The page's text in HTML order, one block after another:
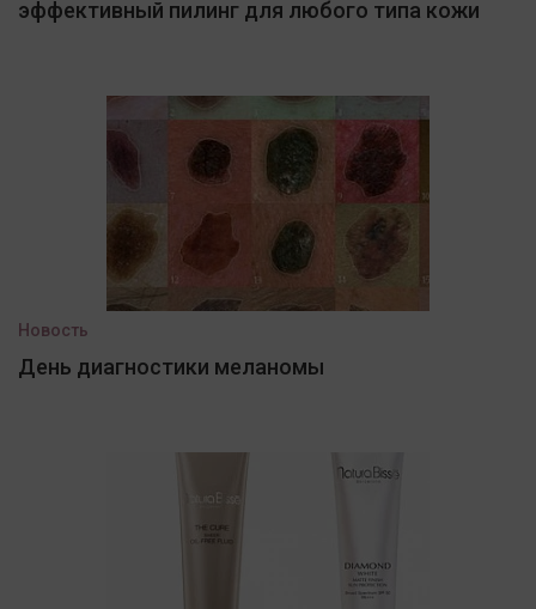
эффективный пилинг для любого типа кожи
Новость
День диагностики меланомы